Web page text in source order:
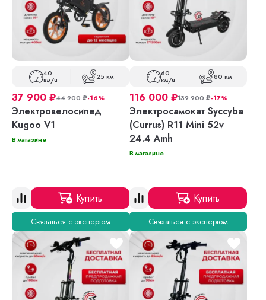
40
км/ч 25 км
37 900 ₽44 900₽-16%
Электровелосипед
Kugoo V1
В магазине
Купить
Связаться с экспертом
60
км/ч 80 км
116 000 ₽139 900₽-17%
Электросамокат Syccyba
(Currus) R11 Mini 52v
24.4 Amh
В магазине
Купить
Связаться с экспертом